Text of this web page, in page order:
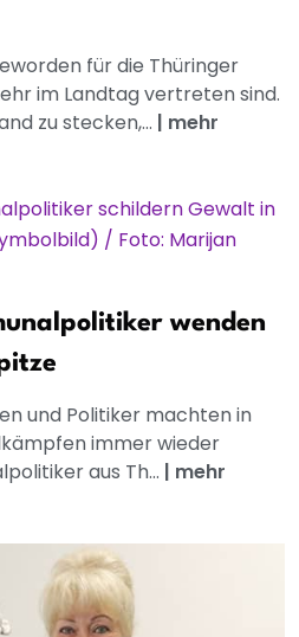
für die Thüringer
im Landtag vertreten sind.
zu stecken,... | mehr
wenden
und Politiker machten in
immer wieder
aus Th... | mehr